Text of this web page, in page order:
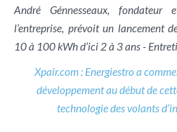
André Génnesseaux,
l’entreprise, prévoit un lancement
10 à 100 kWh d’ici 2 à 3 ans -
Xpair.com : Energiestro a
développement au début de
technologie des volants